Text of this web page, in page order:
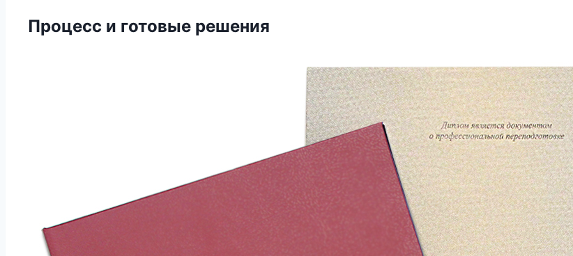
Процесс и готовые решения